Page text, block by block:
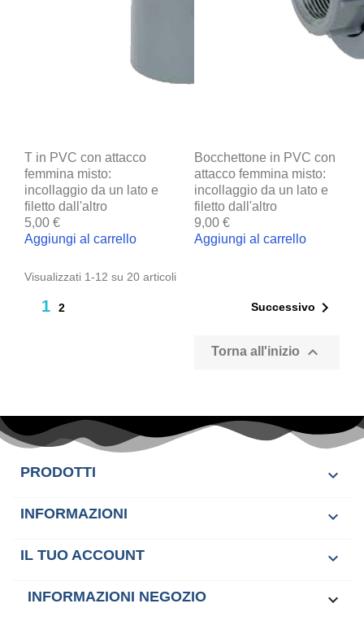
T in PVC con attacco
femmina misto:
incollaggio da un lato e
filetto dall'altro
5,00 €
Aggiungi al carrello
Bocchettone in PVC con
attacco femmina misto:
incollaggio da un lato e
filetto dall'altro
9,00 €
Aggiungi al carrello
Visualizzati 1-12 su 20 articoli
1 2 Successivo 
Torna all'inizio 
PRODOTTI 
INFORMAZIONI 
IL TUO ACCOUNT 
INFORMAZIONI NEGOZIO keyboard_arrow_down